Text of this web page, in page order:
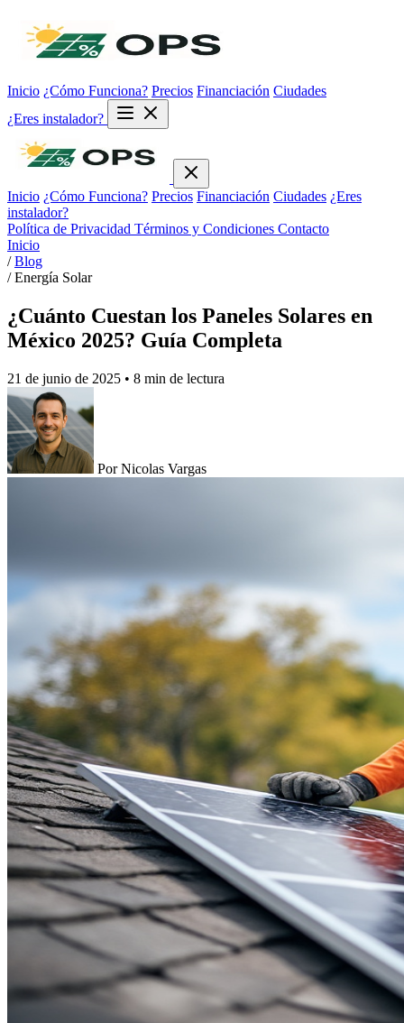
Inicio ¿Cómo Funciona? Precios Financiación Ciudades
¿Eres instalador?
Inicio ¿Cómo Funciona? Precios Financiación Ciudades ¿Eres
instalador?
Política de Privacidad Términos y Condiciones Contacto
Inicio
/ Blog
/ Energía Solar
¿Cuánto Cuestan los Paneles Solares en
México 2025? Guía Completa
21 de junio de 2025 • 8 min de lectura
Por Nicolas Vargas